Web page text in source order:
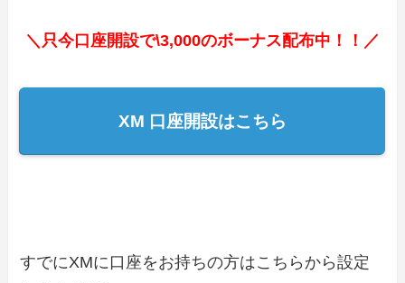
＼只今口座開設で\3,000のボーナス配布中！！ ／
XM 口座開設はこちら
すでにXMに口座をお持ちの方はこちらから設定